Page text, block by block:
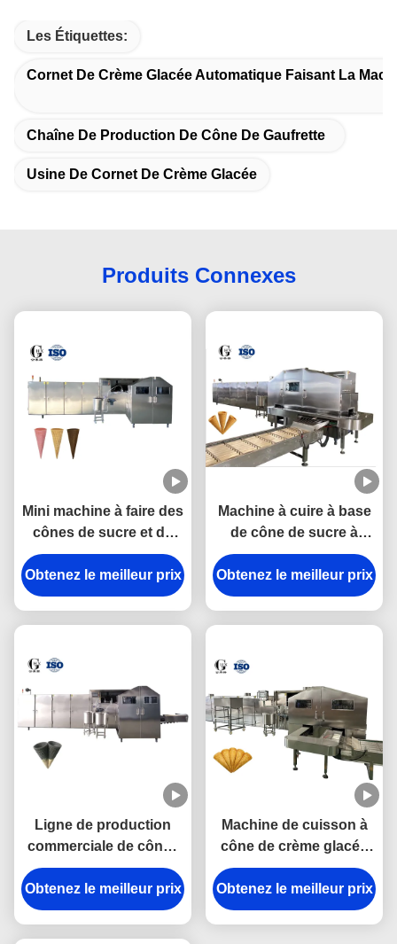
Les Étiquettes:
Cornet De Crème Glacée Automatique Faisant La
Chaîne De Production De Cône De Gaufrette
Usine De Cornet De Crème Glacée
Produits Connexes
Mini machine à faire des
cônes de sucre et de
crème glacée 6000
pièces/heure
Obtenez le meilleur prix
Machine à cuire à base
de cône de sucre à
haute capacité de
production avec
système de commande
Obtenez le meilleur prix
Ligne de production
commerciale de cônes
de crème glacée en
acier inoxydable à deux
couleurs
Obtenez le meilleur prix
Machine de cuisson à
cône de crème glacée
entièrement
automatique parfaite
pour la ligne de
Obtenez le meilleur prix